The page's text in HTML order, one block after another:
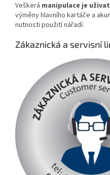
Veškerá manipulace je
výměny hlavního kartáče a
nutnosti použití nářadí.
Zákaznická a servisní